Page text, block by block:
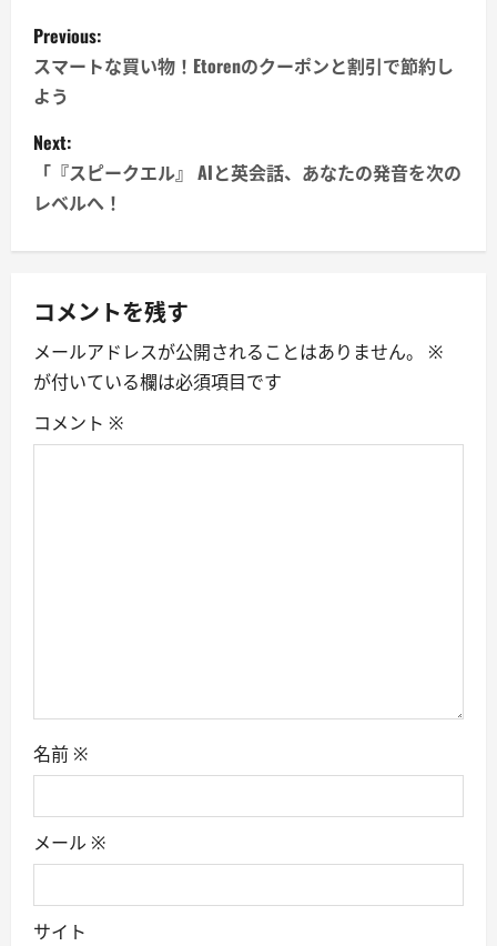
P
o
s
t
n
a
v
i
g
a
Previous:
スマートな買い物！Etorenのクーポンと割引で節約し
よう
Next:
「『スピークエル』 AIと英会話、あなたの発音を次の
レベルへ！
コメントを残す
メールアドレスが公開されることはありません。
※
が付いている欄は必須項目です
コメント ※
名前 ※
メール ※
サイト